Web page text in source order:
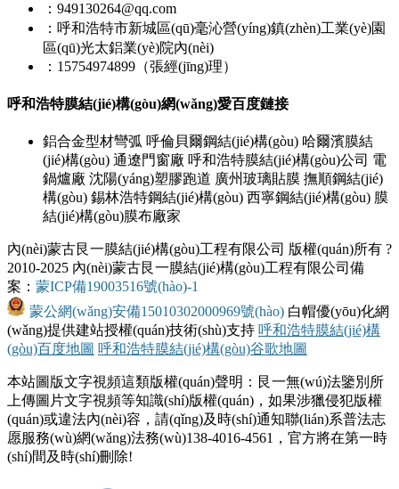
：949130264@qq.com
：呼和浩特市新城區(qū)毫沁營(yíng)鎮(zhèn)工業(yè)園
區(qū)光太鋁業(yè)院內(nèi)
：15754974899（張經(jīng)理）
呼和浩特膜結(jié)構(gòu)網(wǎng)愛百度鏈接
鋁合金型材彎弧 呼倫貝爾鋼結(jié)構(gòu) 哈爾濱膜結
(jié)構(gòu) 通遼門窗廠 呼和浩特膜結(jié)構(gòu)公司 電
鍋爐廠 沈陽(yáng)塑膠跑道 廣州玻璃貼膜 撫順鋼結(jié)
構(gòu) 錫林浩特鋼結(jié)構(gòu) 西寧鋼結(jié)構(gòu) 膜
結(jié)構(gòu)膜布廠家
內(nèi)蒙古艮一膜結(jié)構(gòu)工程有限公司 版權(quán)所有 ?
2010-2025 內(nèi)蒙古艮一膜結(jié)構(gòu)工程有限公司備
案： 蒙ICP備19003516號(hào)-1
蒙公網(wǎng)安備15010302000969號(hào) 白帽優(yōu)化網
(wǎng)提供建站授權(quán)技術(shù)支持 呼和浩特膜結(jié)構
(gòu)百度地圖 呼和浩特膜結(jié)構(gòu)谷歌地圖
本站圖版文字視頻這類版權(quán)聲明：艮一無(wú)法鑒別所
上傳圖片文字視頻等知識(shí)版權(quán)，如果涉獵侵犯版權
(quán)或違法內(nèi)容，請(qǐng)及時(shí)通知聯(lián)系普法志
愿服務(wù)網(wǎng)法務(wù)138-4016-4561，官方將在第一時
(shí)間及時(shí)刪除!